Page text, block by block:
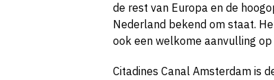
de rest van Europa en de
Nederland bekend om staat.
ook een welkome aanvulling
Citadines Canal Amsterdam is